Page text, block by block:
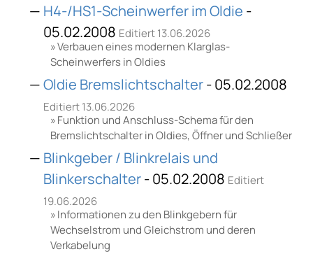
H4-/HS1-Scheinwerfer im Oldie -
05.02.2008 Editiert 13.06.2026
Verbauen eines modernen Klarglas-
Scheinwerfers in Oldies
Oldie Bremslichtschalter- 05.02.2008
Editiert 13.06.2026
Funktion und Anschluss-Schema für den
Bremslichtschalter in Oldies, Öffner und Schließer
Blinkgeber / Blinkrelais und
Blinkerschalter- 05.02.2008 Editiert
19.06.2026
Informationen zu den Blinkgebern für
Wechselstrom und Gleichstrom und deren
Verkabelung